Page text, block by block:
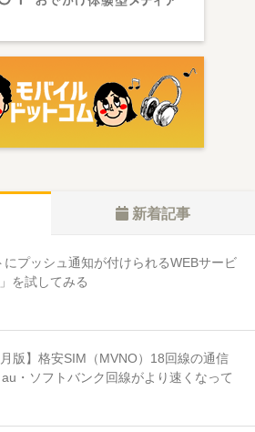
新着記事
にプッシュ通知が付けられるWEBサービ
を試してみる
月版】格安SIM（MVNO）18回線の通信
・ソフトバンク回線がより速くなって